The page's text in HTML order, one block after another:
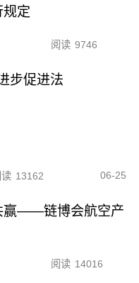
规定
阅读 9746
步促进法
13162 06-25
赢——链博会航空产
阅读 14016